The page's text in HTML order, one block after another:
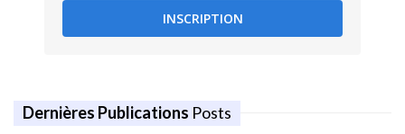
INSCRIPTION
Dernières Publications Posts